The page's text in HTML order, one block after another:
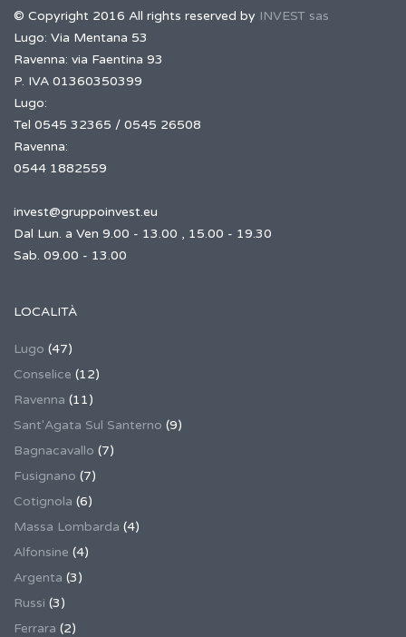
© Copyright 2016 All rights reserved by INVEST sas
Lugo: Via Mentana 53
Ravenna: via Faentina 93
P. IVA 01360350399
Lugo:
Tel 0545 32365 / 0545 26508
Ravenna:
0544 1882559
invest@gruppoinvest.eu
Dal Lun. a Ven 9.00 - 13.00 , 15.00 - 19.30
Sab. 09.00 - 13.00
LOCALITÀ
Lugo (47)
Conselice (12)
Ravenna (11)
Sant'Agata Sul Santerno (9)
Bagnacavallo (7)
Fusignano (7)
Cotignola (6)
Massa Lombarda (4)
Alfonsine (4)
Argenta (3)
Russi (3)
Ferrara (2)